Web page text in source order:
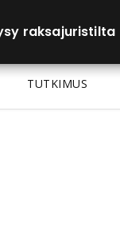
raksajuristilta
TUTKIMUS